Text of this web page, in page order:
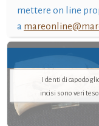
mettere on line
a
I denti di
incisi sono veri